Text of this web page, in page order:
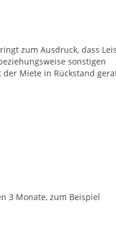
Abwassergebühr
Grundsteuerreform
zum Ausdruck, dass
sonstigen
Miete in Rückstand
3 Monate, zum Beispiel